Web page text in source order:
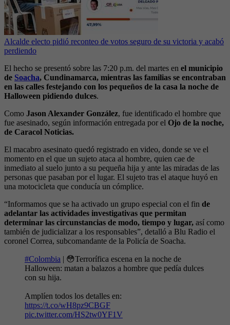
Alcalde electo pidió reconteo de votos seguro de su victoria y acabó
perdiendo
El hecho se presentó sobre las 7:20 p.m. del martes en el municipio
de Soacha, Cundinamarca, mientras las familias se encontraban
en las calles festejando con los pequeños de la casa la noche de
Halloween pidiendo dulces.
Como Jason Alexander González, fue identificado el hombre que
fue asesinado, según información entregada por el Ojo de la noche,
de Caracol Noticias.
El macabro asesinato quedó registrado en video, donde se ve el
momento en el que un sujeto ataca al hombre, quien cae de
inmediato al suelo junto a su pequeña hija y ante las miradas de las
personas que pasaban por el lugar. El sujeto tras el ataque huyó en
una motocicleta que conducía un cómplice.
“Informamos que se ha activado un grupo especial con el fin de
adelantar las actividades investigativas que permitan
determinar las circunstancias de modo, tiempo y lugar, así como
también de judicializar a los responsables”, detalló a Blu Radio el
coronel Correa, subcomandante de la Policía de Soacha.
#Colombia | 😳Terrorífica escena en la noche de
Halloween: matan a balazos a hombre que pedía dulces
con su hija.
Amplíen todos los detalles en:
https://t.co/wH8pz9CBGF
pic.twitter.com/HS2tw0YF1V